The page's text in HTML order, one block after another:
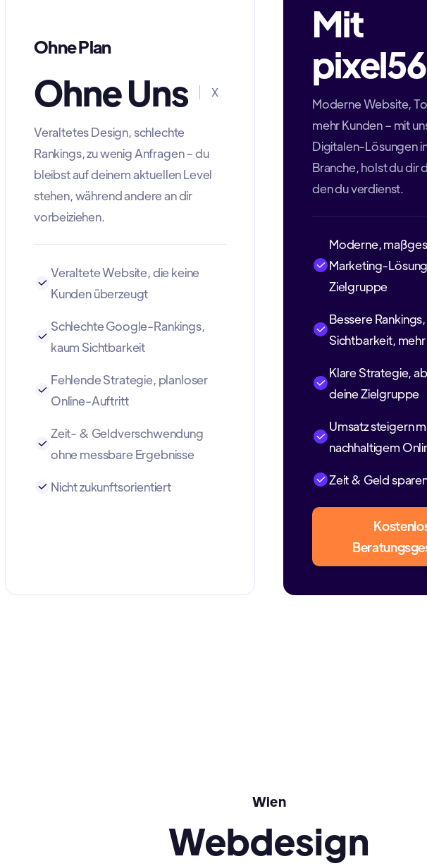
Ohne Plan
Ohne Uns X
Veraltetes Design, schlechte
Rankings, zu wenig Anfragen – du
bleibst auf deinem aktuellen Level
stehen, während andere an dir
vorbeiziehen.
Veraltete Website, die keine
Kunden überzeugt
Schlechte Google-Rankings,
kaum Sichtbarkeit
Fehlende Strategie, planloser
Online-Auftritt
Zeit- & Geldverschwendung
ohne messbare Ergebnisse
Nicht zukunftsorientiert
Mit
pixel56
Moderne Website,
mehr Kunden – mit
Digitalen-Lösungen
Branche, holst du dir
den du verdienst.
Moderne,
Marketing-
Zielgruppe
Bessere
Sichtbarkeit,
Klare Strategie,
deine Zielgruppe
Umsatz steigern
nachhaltigem
Zeit & Geld
Wien
Webdesign